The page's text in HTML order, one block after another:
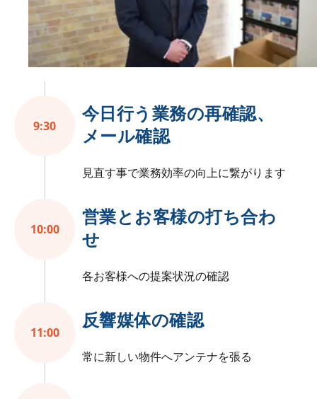
9:30
今日行う業務の再確認、
メール確認
見直す事で業務効率の向上に繋がります
10:00
営業とお客様の打ち合わ
せ
各お客様への提案状況の確認
11:00
反響媒体の確認
常に新しい物件へアンテナを張る